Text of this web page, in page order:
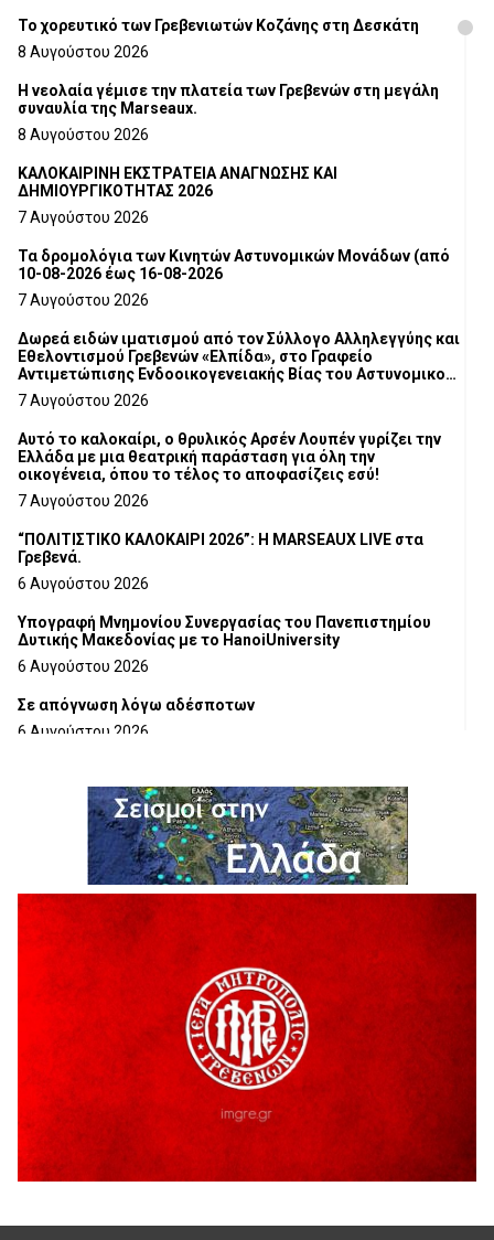
Το χορευτικό των Γρεβενιωτών Κοζάνης στη Δεσκάτη
8 Αυγούστου 2026
Η νεολαία γέμισε την πλατεία των Γρεβενών στη μεγάλη
συναυλία της Marseaux.
8 Αυγούστου 2026
ΚΑΛΟΚΑΙΡΙΝΗ ΕΚΣΤΡΑΤΕΙΑ ΑΝΑΓΝΩΣΗΣ ΚΑΙ
ΔΗΜΙΟΥΡΓΙΚΟΤΗΤΑΣ 2026
7 Αυγούστου 2026
Τα δρομολόγια των Κινητών Αστυνομικών Μονάδων (από
10-08-2026 έως 16-08-2026
7 Αυγούστου 2026
Δωρεά ειδών ιματισμού από τον Σύλλογο Αλληλεγγύης και
Εθελοντισμού Γρεβενών «Ελπίδα», στο Γραφείο
Αντιμετώπισης Ενδοοικογενειακής Βίας του Αστυνομικού
Τμήματος Γρεβενών
7 Αυγούστου 2026
Αυτό το καλοκαίρι, ο θρυλικός Αρσέν Λουπέν γυρίζει την
Ελλάδα με μια θεατρική παράσταση για όλη την
οικογένεια, όπου το τέλος το αποφασίζεις εσύ!
7 Αυγούστου 2026
“ΠΟΛΙΤΙΣΤΙΚΟ ΚΑΛΟΚΑΙΡΙ 2026”: Η MARSEAUX LIVE στα
Γρεβενά.
6 Αυγούστου 2026
Υπογραφή Μνημονίου Συνεργασίας του Πανεπιστημίου
Δυτικής Μακεδονίας με το HanoiUniversity
6 Αυγούστου 2026
Σε απόγνωση λόγω αδέσποτων
6 Αυγούστου 2026
6 Αυγούστου 2026
Ολοκληρώνεται η ασφαλτόστρωση της οδού Περιβόλι –
6 Αυγούστου 2026
H παραδοχή λαθών είναι (και) δύναμη
5 Αυγούστου 2026
Ο ΑΝΔΡΕΑΣ ΑΣΛΑΝΙΔΗΣ ΣΥΝΕΧΙΖΕΙ ΣΤΟΝ ΠΡΩΤΕΑ
ΓΡΕΒΕΝΩΝ
5 Αυγούστου 2026
Ευχαριστήριο Εκπολιτιστικού Συλλόγου Ταξιάρχη προς κ.
Παρασχάκη Αθανάσιο
5 Αυγούστου 2026
Διακοπή υδροδότησης του Α΄ κλάδου ύδρευσης
5 Αυγούστου 2026